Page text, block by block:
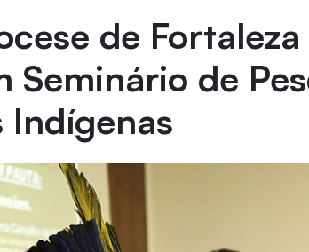
de
Seminário de
Indígenas